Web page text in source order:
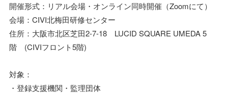
開催形式：リアル会場・オンライン同時開催（Zoomにて）
会場：CIVI北梅田研修センター
住所：大阪市北区芝田2-7-18 LUCID SQUARE UMEDA 5
階 (CIVIフロント5階)
対象：
・登録支援機関・監理団体